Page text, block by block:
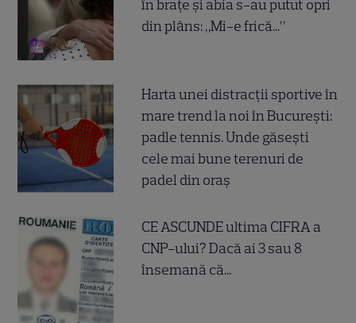
în brațe și abia s-au putut opri
din plâns: „Mi-e frică...”
Harta unei distracții sportive în
mare trend la noi în București:
padle tennis. Unde găsești
cele mai bune terenuri de
padel din oraș
CE ASCUNDE ultima CIFRA a
CNP-ului? Dacă ai 3 sau 8
însemană că...